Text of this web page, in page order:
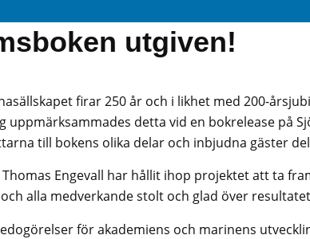
utgiven!
firar 250 år och i likhet med 200-
uppmärksammades detta vid en bokrelease på
till bokens olika delar och inbjudna gäster
Engevall har hållit ihop projektet att ta
alla medverkande stolt och glad över
för akademiens och marinens